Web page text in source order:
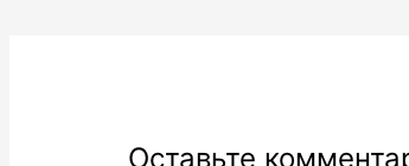
Оставьте